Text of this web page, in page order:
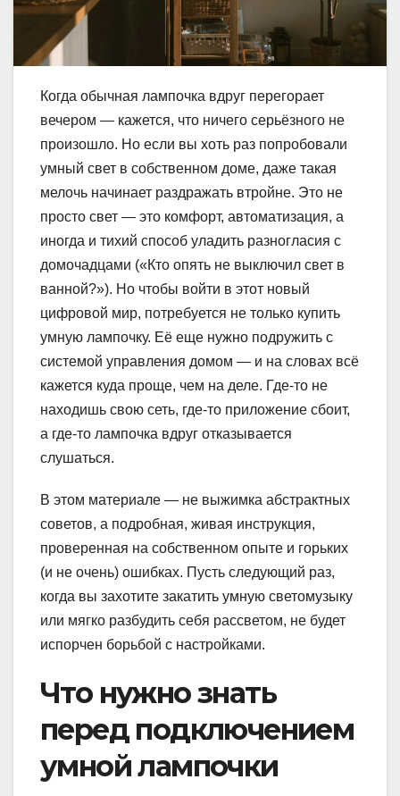
Когда обычная лампочка вдруг перегорает
вечером — кажется, что ничего серьёзного не
произошло. Но если вы хоть раз попробовали
умный свет в собственном доме, даже такая
мелочь начинает раздражать втройне. Это не
просто свет — это комфорт, автоматизация, а
иногда и тихий способ уладить разногласия с
домочадцами («Кто опять не выключил свет в
ванной?»). Но чтобы войти в этот новый
цифровой мир, потребуется не только купить
умную лампочку. Её еще нужно подружить с
системой управления домом — и на словах всё
кажется куда проще, чем на деле. Где-то не
находишь свою сеть, где-то приложение сбоит,
а где-то лампочка вдруг отказывается
слушаться.
В этом материале — не выжимка абстрактных
советов, а подробная, живая инструкция,
проверенная на собственном опыте и горьких
(и не очень) ошибках. Пусть следующий раз,
когда вы захотите закатить умную светомузыку
или мягко разбудить себя рассветом, не будет
испорчен борьбой с настройками.
Что нужно знать
перед подключением
умной лампочки